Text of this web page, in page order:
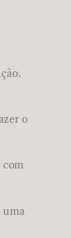
o